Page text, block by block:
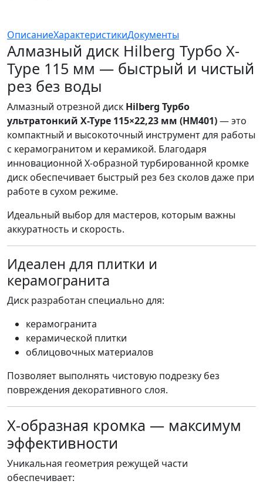
ОписаниеХарактеристикиДокументы
Алмазный диск Hilberg Турбо X-
Type 115 мм — быстрый и чистый
рез без воды
Алмазный отрезной диск Hilberg Турбо
ультратонкий X-Type 115×22,23 мм (HM401)— это
компактный и высокоточный инструмент для работы
с керамогранитом и керамикой. Благодаря
инновационной Х-образной турбированной кромке
диск обеспечивает быстрый рез без сколов даже при
работе в сухом режиме.
Идеальный выбор для мастеров, которым важны
аккуратность и скорость.
Идеален для плитки и
керамогранита
Диск разработан специально для:
керамогранита
керамической плитки
облицовочных материалов
Позволяет выполнять чистовую подрезку без
повреждения декоративного слоя.
Х-образная кромка — максимум
эффективности
Уникальная геометрия режущей части
обеспечивает: